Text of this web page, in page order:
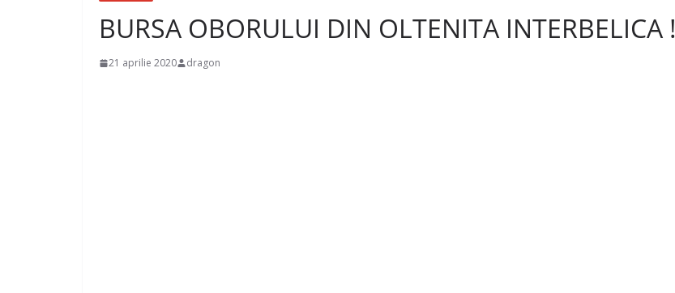
BURSA OBORULUI DIN OLTENITA INTERBELICA !
21 aprilie 2020 dragon